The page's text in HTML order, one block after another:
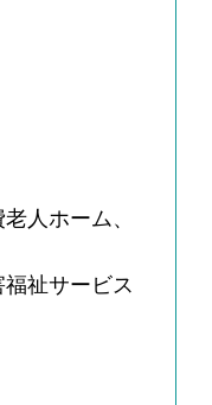
人ホーム、
祉サービス